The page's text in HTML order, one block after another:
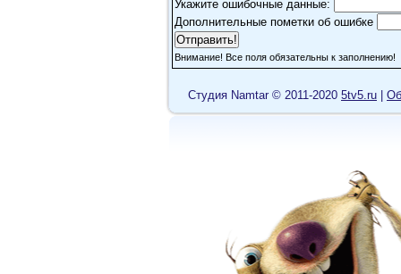
investor
Ребята, конечно,
отойти от самолета
уже через две недели
известия о
другую на восток.
Помню как-то
летом в заповеднике
более 70 суток и
Укажите ошибочные данные:
Дополнительные пометки об ошибке
Внимание! Все поля обязательны к заполнению!
Cтудия Namtar © 2011-2020 5tv5.ru |